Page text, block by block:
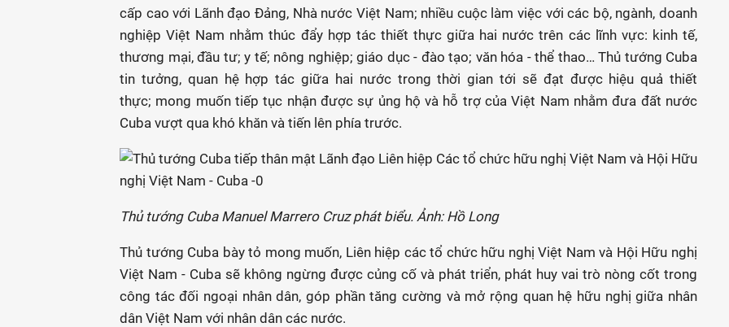
cấp cao với Lãnh đạo Đảng, Nhà nước Việt Nam; nhiều cuộc làm việc với các bộ, ngành, doanh
nghiệp Việt Nam nhằm thúc đẩy hợp tác thiết thực giữa hai nước trên các lĩnh vực: kinh tế,
thương mại, đầu tư; y tế; nông nghiệp; giáo dục - đào tạo; văn hóa - thể thao… Thủ tướng Cuba
tin tưởng, quan hệ hợp tác giữa hai nước trong thời gian tới sẽ đạt được hiệu quả thiết
thực; mong muốn tiếp tục nhận được sự ủng hộ và hỗ trợ của Việt Nam nhằm đưa đất nước
Cuba vượt qua khó khăn và tiến lên phía trước.
Thủ tướng Cuba Manuel Marrero Cruz phát biểu. Ảnh: Hồ Long
Thủ tướng Cuba bày tỏ mong muốn, Liên hiệp các tổ chức hữu nghị Việt Nam và Hội Hữu nghị
Việt Nam - Cuba sẽ không ngừng được củng cố và phát triển, phát huy vai trò nòng cốt trong
công tác đối ngoại nhân dân, góp phần tăng cường và mở rộng quan hệ hữu nghị giữa nhân
dân Việt Nam với nhân dân các nước.